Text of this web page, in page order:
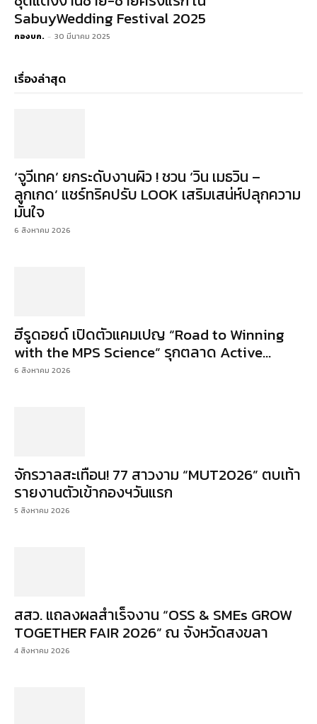
SabuyWedding Festival 2025
กองบก. - 30 มีนาคม 2025
เรื่องล่าสุด
‘จูวีเทค’ ยกระดับงานผิว ! ชวน ‘วิน เมธวิน –
ลูกเกด’ แชร์ทริคปรับ LOOK เสริมเสน่ห์ปลุกความ
มั่นใจ
6 สิงหาคม 2026
ฮีรูดอยด์ เปิดตัวแคมเปญ “Road to Winning
with the MPS Science” รุกตลาด Active...
6 สิงหาคม 2026
จักรวาลสะเทือน! 77 สาวงาม “MUT2026” ตบเท้า
รายงานตัวเข้ากองฯวันแรก
5 สิงหาคม 2026
สสว. แถลงผลสำเร็จงาน “OSS & SMEs GROW
TOGETHER FAIR 2026” ณ จังหวัดสงขลา
4 สิงหาคม 2026